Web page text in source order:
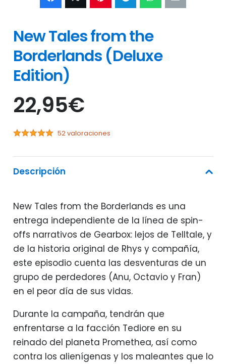
New Tales from the
Borderlands (Deluxe
Edition)
22,95€
52 valoraciones
Descripción
New Tales from the Borderlands es una
entrega independiente de la línea de spin-
offs narrativos de Gearbox: lejos de Telltale, y
de la historia original de Rhys y compañía,
este episodio cuenta las desventuras de un
grupo de perdedores (Anu, Octavio y Fran)
en el peor día de sus vidas.
Durante la campaña, tendrán que
enfrentarse a la facción Tediore en su
reinado del planeta Promethea, así como
contra los alienígenas y los maleantes que lo